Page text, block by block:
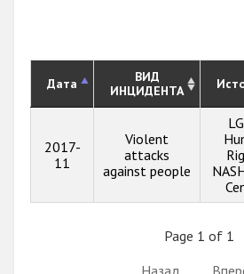
Дата
ВИД
ИНЦИДЕНТА
2017-
11
Violent
attacks
against people
Page 1 of 1